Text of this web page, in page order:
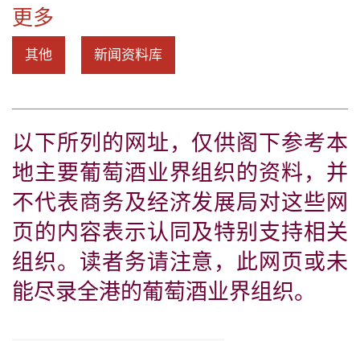
更多
其他 新闻资料库
以下所列的网址，仅供阁下参考本
地主要葡萄酒业界组织的资料，并
不代表商务及经济发展局对这些网
页的内容表示认同及特别支持相关
组织。读者务请注意，此网页或未
能尽录全港的葡萄酒业界组织。